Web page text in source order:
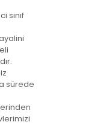
sınıf
sürede